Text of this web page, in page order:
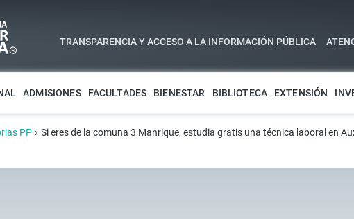
TRANSPARENCIA Y ACCESO A LA INFORMACIÓN PÚBLICA
ADMISIONES FACULTADES BIENESTAR BIBLIOTECA EXTENSIÓN
PP › Si eres de la comuna 3 Manrique, estudia gratis una técnica laboral en